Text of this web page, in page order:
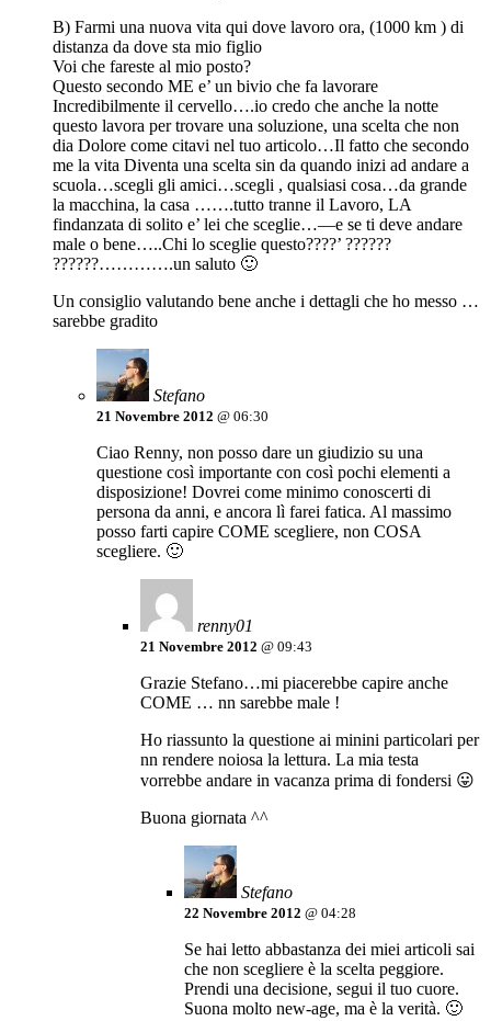
B) Farmi una nuova vita qui dove lavoro ora, (1000 km ) di
distanza da dove sta mio figlio
Voi che fareste al mio posto?
Questo secondo ME e’ un bivio che fa lavorare
Incredibilmente il cervello….io credo che anche la notte
questo lavora per trovare una soluzione, una scelta che non
dia Dolore come citavi nel tuo articolo…Il fatto che secondo
me la vita Diventa una scelta sin da quando inizi ad andare a
scuola…scegli gli amici…scegli , qualsiasi cosa…da grande
la macchina, la casa …….tutto tranne il Lavoro, LA
findanzata di solito e’ lei che sceglie…—e se ti deve andare
male o bene…..Chi lo sceglie questo????’ ??????
??????………….un saluto 🙂
Un consiglio valutando bene anche i dettagli che ho messo …
sarebbe gradito
Stefano
21 Novembre 2012 @ 06:30
Ciao Renny, non posso dare un giudizio su una
questione così importante con così pochi elementi a
disposizione! Dovrei come minimo conoscerti di
persona da anni, e ancora lì farei fatica. Al massimo
posso farti capire COME scegliere, non COSA
scegliere. 🙂
renny01
21 Novembre 2012 @ 09:43
Grazie Stefano…mi piacerebbe capire anche
COME … nn sarebbe male !
Ho riassunto la questione ai minini particolari per
nn rendere noiosa la lettura. La mia testa
vorrebbe andare in vacanza prima di fondersi 😛
Buona giornata ^^
Stefano
22 Novembre 2012 @ 04:28
Se hai letto abbastanza dei miei articoli sai
che non scegliere è la scelta peggiore.
Prendi una decisione, segui il tuo cuore.
Suona molto new-age, ma è la verità. 🙂